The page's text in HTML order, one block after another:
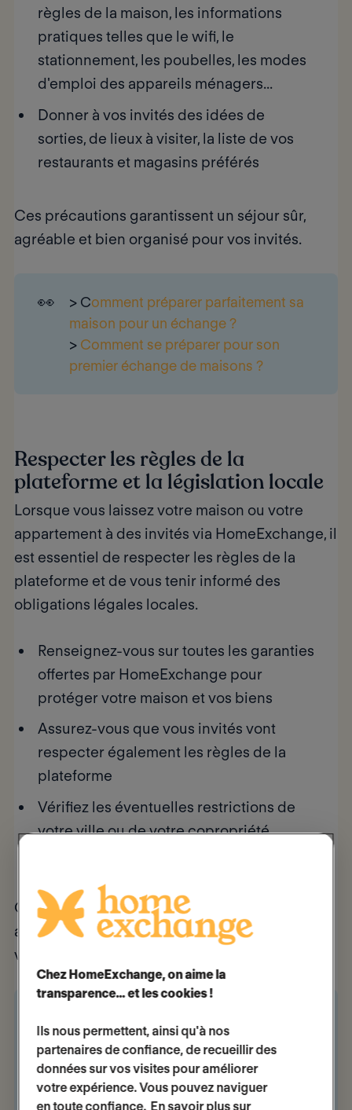
règles de la maison, les informations
pratiques telles que le wifi, le
stationnement, les poubelles, les modes
d'emploi des appareils ménagers...
Donner à vos invités des idées de
sorties, de lieux à visiter, la liste de vos
restaurants et magasins préférés
Ces précautions garantissent un séjour sûr,
agréable et bien organisé pour vos invités.
👀 > Comment préparer parfaitement sa
maison pour un échange ?
> Comment se préparer pour son
premier échange de maisons ?
Respecter les règles de la
plateforme et la législation locale
Lorsque vous laissez votre maison ou votre
appartement à des invités via HomeExchange, il
est essentiel de respecter les règles de la
plateforme et de vous tenir informé des
obligations légales locales.
Renseignez-vous sur toutes les garanties
offertes par HomeExchange pour
protéger votre maison et vos biens
Assurez-vous que vous invités vont
respecter également les règles de la
plateforme
Vérifiez les éventuelles restrictions de
votre ville ou de votre copropriété
Ces précautions permettent un séjour sûr et
agréable pour vos invités tout en préservant
votre tranquillité d’esprit.
>Quelles garantiessont incluses dans
l’adhésion HomeExchange ?
>Législations sur les locations
touristiques entre particuliers :
Chez HomeExchange, on aime la
transparence… et les cookies !
Ils nous permettent, ainsi qu'à nos
partenaires de confiance, de recueillir des
données sur vos visites pour améliorer
votre expérience. Vous pouvez naviguer
en toute confiance. En savoir plus sur